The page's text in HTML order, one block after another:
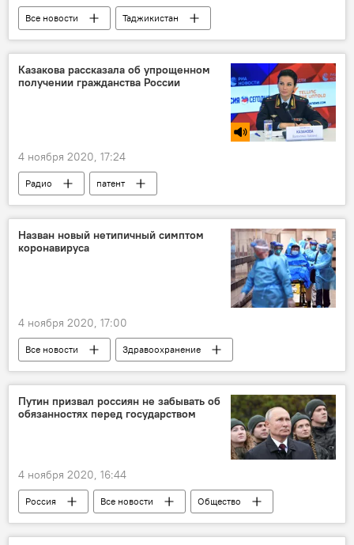
Все новости
Таджикистан
мошенничество
коррупция
Новости Душанбе
Происшествия, ЧП, криминал
Казакова рассказала об упрощенном
получении гражданства России
4 ноября 2020, 17:24
Радио
патент
Новости мигрантов из Центральной Азии в России
Россия
Миграция
Назван новый нетипичный симптом
коронавируса
4 ноября 2020, 17:00
Все новости
Здравоохранение
Россия
коронавирус
Коронавирус: опасное заболевание в России и мире
Путин призвал россиян не забывать об
обязанностях перед государством
4 ноября 2020, 16:44
Россия Все новости Общество